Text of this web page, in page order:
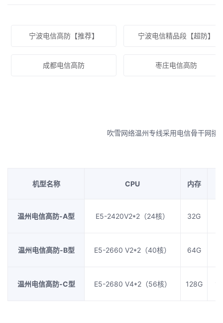
宁波电信高防【推荐】 宁波电信精品段【超防】
成都电信高防 枣庄电信高防
吹雪网络温州专线采用电信骨干网接
机型名称 CPU 内存
温州电信高防-A型 E5-2420V2*2（24核） 32G
温州电信高防-B型 E5-2660 V2*2（40核） 64G
温州电信高防-C型 E5-2680 V4*2（56核） 128G